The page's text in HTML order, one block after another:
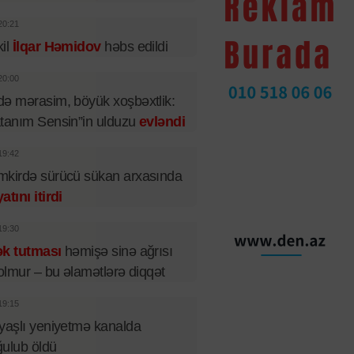
İlqar Həmidovhəbs edildi
mərasim, böyük xoşbəxtlik:
Sensin”in ulduzu evləndi
sürücü sükan arxasında
itirdi
tutması həmişə sinə ağrısı
– bu əlamətlərə diqqət
yeniyetmə kanalda
öldü